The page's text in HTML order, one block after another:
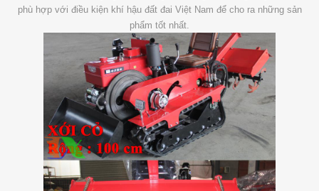
phù hợp với điều kiện khí hậu đất đai Việt Nam để cho ra những sản
phẩm tốt nhất.